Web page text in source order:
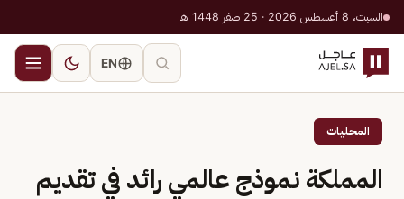
السبت، 8 أغسطس 2026 · 25 صفر 1448 هـ
EN
المحليات
المملكة نموذج عالمي رائد في تقديم